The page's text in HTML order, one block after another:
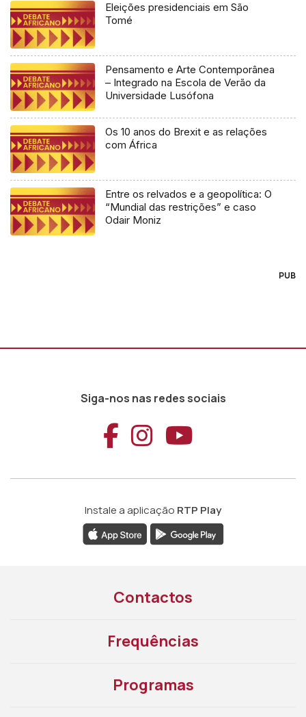
Eleições presidenciais em São
Tomé
Pensamento e Arte Contemporânea
– Integrado na Escola de Verão da
Universidade Lusófona
Os 10 anos do Brexit e as relações
com África
Entre os relvados e a geopolítica: O
“Mundial das restrições” e caso
Odair Moniz
PUB
Siga-nos nas redes sociais
Aceder ao
Aceder ao
Aceder
Instale a aplicação RTP Play
Contactos
Frequências
Programas